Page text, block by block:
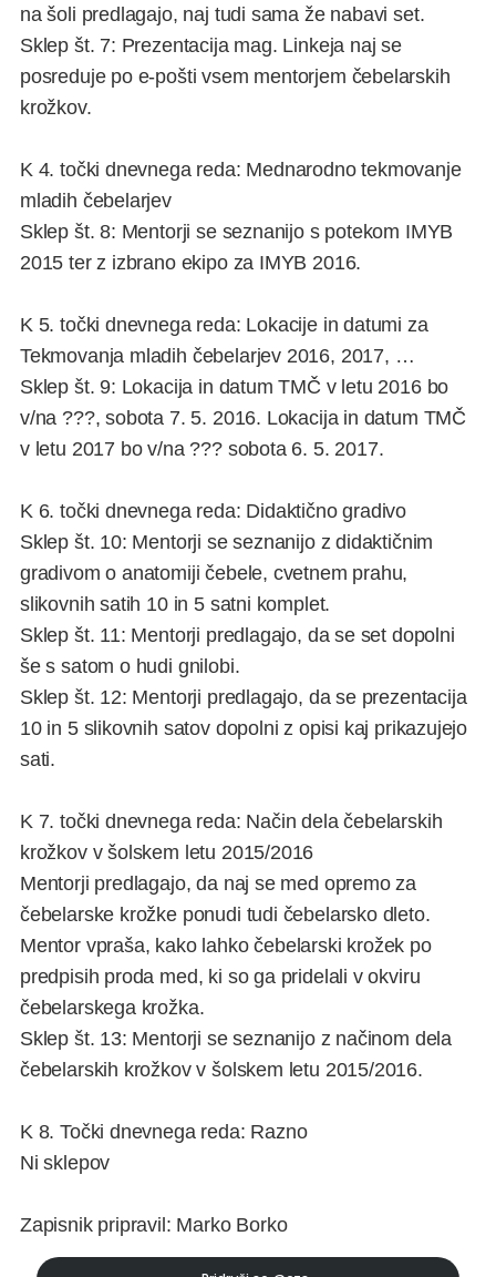
na šoli predlagajo, naj tudi sama že nabavi set.
Sklep št. 7: Prezentacija mag. Linkeja naj se
posreduje po e-pošti vsem mentorjem čebelarskih
krožkov.
K 4. točki dnevnega reda: Mednarodno tekmovanje
mladih čebelarjev
Sklep št. 8: Mentorji se seznanijo s potekom IMYB
2015 ter z izbrano ekipo za IMYB 2016.
K 5. točki dnevnega reda: Lokacije in datumi za
Tekmovanja mladih čebelarjev 2016, 2017, …
Sklep št. 9: Lokacija in datum TMČ v letu 2016 bo
v/na ???, sobota 7. 5. 2016. Lokacija in datum TMČ
v letu 2017 bo v/na ??? sobota 6. 5. 2017.
K 6. točki dnevnega reda: Didaktično gradivo
Sklep št. 10: Mentorji se seznanijo z didaktičnim
gradivom o anatomiji čebele, cvetnem prahu,
slikovnih satih 10 in 5 satni komplet.
Sklep št. 11: Mentorji predlagajo, da se set dopolni
še s satom o hudi gnilobi.
Sklep št. 12: Mentorji predlagajo, da se prezentacija
10 in 5 slikovnih satov dopolni z opisi kaj prikazujejo
sati.
K 7. točki dnevnega reda: Način dela čebelarskih
krožkov v šolskem letu 2015/2016
Mentorji predlagajo, da naj se med opremo za
čebelarske krožke ponudi tudi čebelarsko dleto.
Mentor vpraša, kako lahko čebelarski krožek po
predpisih proda med, ki so ga pridelali v okviru
čebelarskega krožka.
Sklep št. 13: Mentorji se seznanijo z načinom dela
čebelarskih krožkov v šolskem letu 2015/2016.
K 8. Točki dnevnega reda: Razno
Ni sklepov
Zapisnik pripravil: Marko Borko